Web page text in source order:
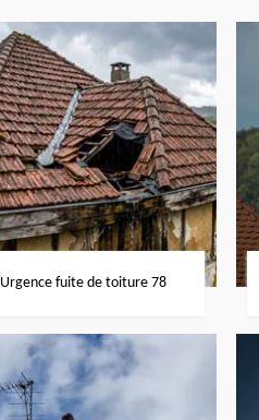
Urgence fuite de toiture 78